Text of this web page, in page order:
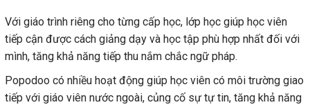
Với giáo trình riêng cho từng cấp học, lớp học giúp học viên
tiếp cận được cách giảng dạy và học tập phù hợp nhất đối với
mình, tăng khả năng tiếp thu nắm chắc ngữ pháp.
Popodoo có nhiều hoạt động giúp học viên có môi trường giao
tiếp với giáo viên nước ngoài, củng cố sự tự tin, tăng khả năng